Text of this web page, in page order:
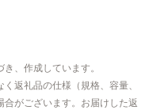
、作成しています。
返礼品の仕様（規格、容量、
がございます。お届けした返